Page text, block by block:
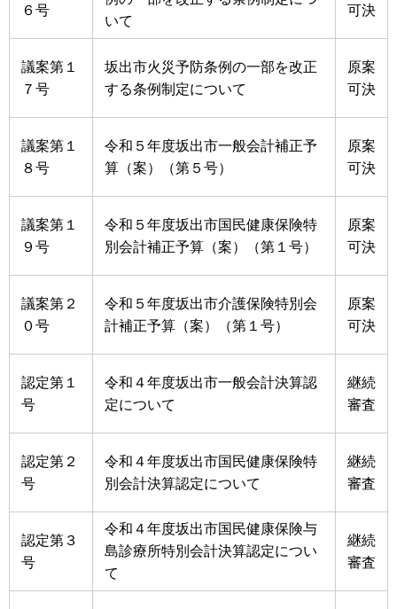
６号
いて
可決
議案第１
７号
坂出市火災予防条例の一部を改正
する条例制定について
原案
可決
議案第１
８号
令和５年度坂出市一般会計補正予
算（案）（第５号）
原案
可決
議案第１
９号
令和５年度坂出市国民健康保険特
別会計補正予算（案）（第１号）
原案
可決
議案第２
０号
令和５年度坂出市介護保険特別会
計補正予算（案）（第１号）
原案
可決
認定第１
号
令和４年度坂出市一般会計決算認
定について
継続
審査
認定第２
号
令和４年度坂出市国民健康保険特
別会計決算認定について
継続
審査
認定第３
号
令和４年度坂出市国民健康保険与
島診療所特別会計決算認定につい
て
継続
審査